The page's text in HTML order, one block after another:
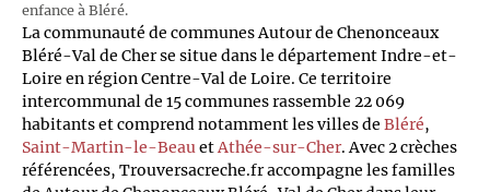
enfance à Bléré.
La communauté de communes Autour de Chenonceaux
Bléré-Val de Cher se situe dans le département Indre-et-
Loire en région Centre-Val de Loire. Ce territoire
intercommunal de 15 communes rassemble 22 069
habitants et comprend notamment les villes de Bléré,
Saint-Martin-le-BeauetAthée-sur-Cher. Avec 2 crèches
référencées, Trouversacreche.fr accompagne les familles